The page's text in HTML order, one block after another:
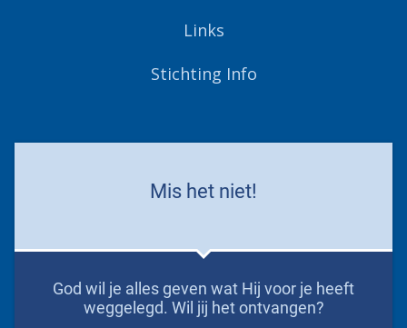
Links
Stichting Info
Mis het niet!
God wil je alles geven wat Hij voor je heeft
weggelegd. Wil jij het ontvangen?